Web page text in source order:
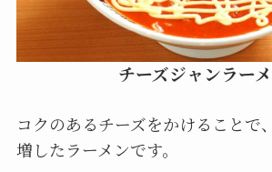
チーズジャンラー
コクのあるチーズをかけることで
増したラーメンです。